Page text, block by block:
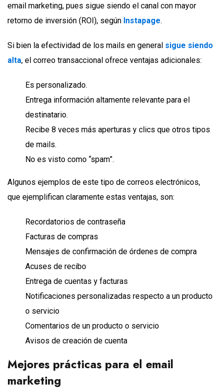
email marketing, pues sigue siendo el canal con mayor
retorno de inversión (ROI), según Instapage.
Si bien la efectividad de los mails en general sigue siendo
alta, el correo transaccional ofrece ventajas adicionales:
Es personalizado.
Entrega información altamente relevante para el
destinatario.
Recibe 8 veces más aperturas y clics que otros tipos
de mails.
No es visto como “spam”.
Algunos ejemplos de este tipo de correos electrónicos,
que ejemplifican claramente estas ventajas, son:
Recordatorios de contraseña
Facturas de compras
Mensajes de confirmación de órdenes de compra
Acuses de recibo
Entrega de cuentas y facturas
Notificaciones personalizadas respecto a un producto
o servicio
Comentarios de un producto o servicio
Avisos de creación de cuenta
Mejores prácticas para el email
marketing